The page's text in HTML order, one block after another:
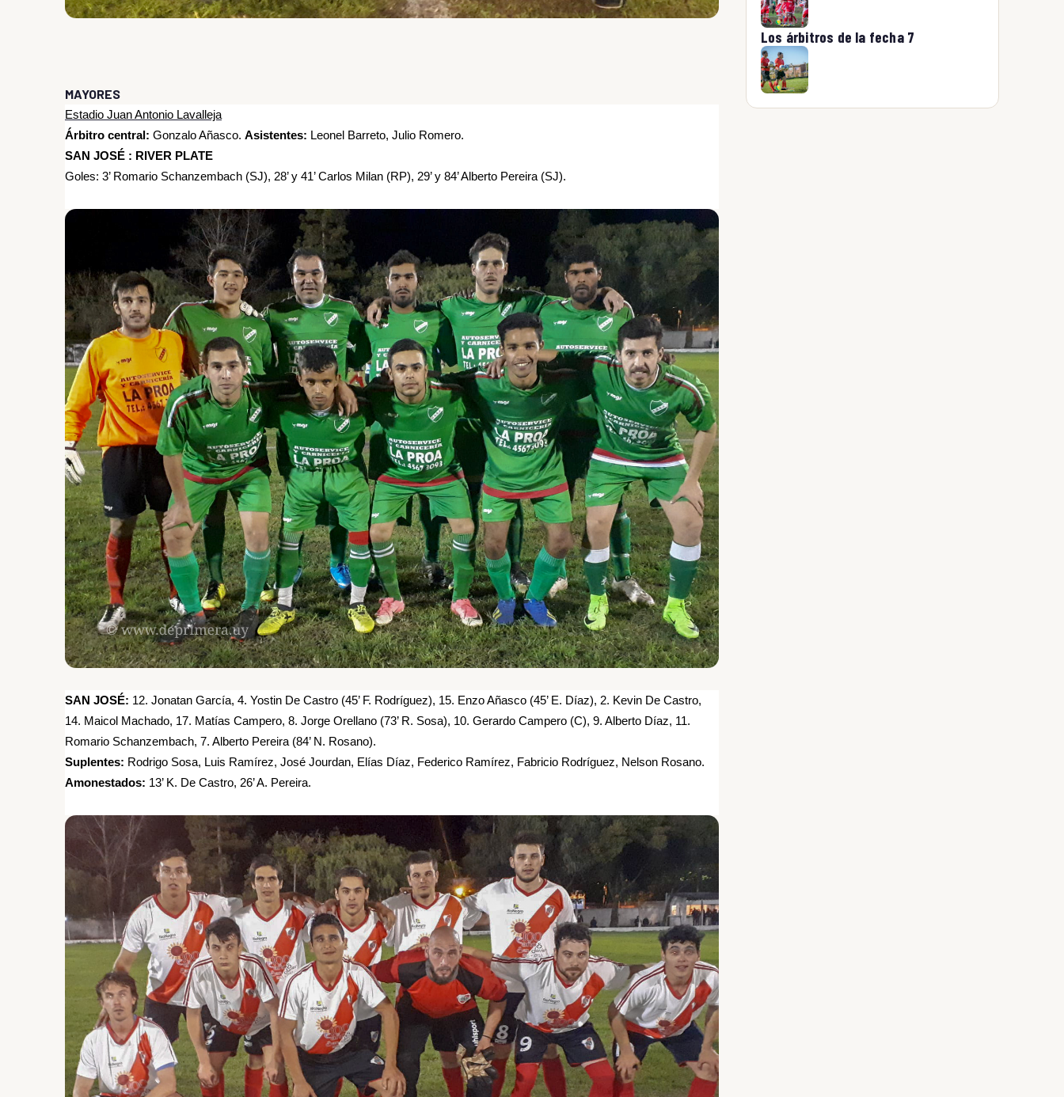
MAYORES
Estadio Juan Antonio Lavalleja
Árbitro central: Gonzalo Añasco. Asistentes: Leonel Barreto, Julio Romero.
SAN JOSÉ : RIVER PLATE
Goles: 3’ Romario Schanzembach (SJ), 28’ y 41’ Carlos Milan (RP), 29’ y 84’ Alberto Pereira (SJ).
SAN JOSÉ: 12. Jonatan García, 4. Yostin De Castro (45’ F. Rodríguez), 15. Enzo Añasco (45’ E. Díaz), 2. Kevin De Castro,
14. Maicol Machado, 17. Matías Campero, 8. Jorge Orellano (73’ R. Sosa), 10. Gerardo Campero (C), 9. Alberto Díaz, 11.
Romario Schanzembach, 7. Alberto Pereira (84’ N. Rosano).
Suplentes: Rodrigo Sosa, Luis Ramírez, José Jourdan, Elías Díaz, Federico Ramírez, Fabricio Rodríguez, Nelson Rosano.
Amonestados: 13’ K. De Castro, 26’ A. Pereira.
Los árbitros de la fecha 7